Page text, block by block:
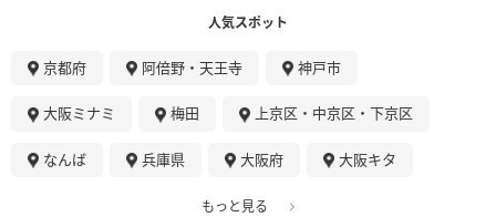
人気スポット
京都府 阿倍野・天王寺 神戸市
大阪ミナミ 梅田 上京区・中京区・下京区
なんば 兵庫県 大阪府 大阪キタ
もっと見る